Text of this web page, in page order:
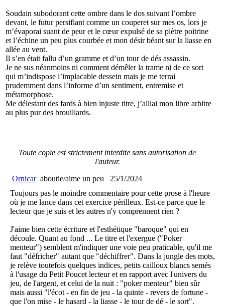
Soudain subodorant cette ombre dans le dos suivant l’ombre
devant, le futur persiflant comme un couperet sur mes os, lors je
m’évaporai suant de peur et le cœur expulsé de sa piètre poitrine
et l’échine un peu plus courbée et mon désir béant sur la liasse en
allée au vent.
Il s’en était fallu d’un gramme et d’un tour de dés assassin.
Je ne sus néanmoins ni comment démêler la trame ni de ce sort
qui m’indispose l’implacable dessein mais je me terrai
prudemment dans l’informe d’un sentiment, entremise et
métamorphose.
Me délestant des fards à bien injuste titre, j’alliai mon libre arbitre
au plus pur des brouillards.
Toute copie est strictement interdite sans autorisation de
l'auteur.
Ornicar aboutie/aime un peu
25/1/2024
Toujours pas le moindre commentaire pour cette prose à l'heure
où je me lance dans cet exercice périlleux. Est-ce parce que le
lecteur que je suis et les autres n'y comprennent rien ?
J'aime bien cette écriture et l'esthétique "baroque" qui en
découle. Quant au fond ... Le titre et l'exergue ("Poker
menteur") semblent m'indiquer une voie peu praticable, qu'il me
faut "défricher" autant que "déchiffrer". Dans la jungle des mots,
je relève toutefois quelques indices, petits cailloux blancs semés
à l'usage du Petit Poucet lecteur et en rapport avec l'univers du
jeu, de l'argent, et celui de la nuit : "poker menteur" bien sûr
mais aussi "l'écot - en fin de jeu - la quinte - revers de fortune -
que l'on mise - le hasard - la liasse - le tour de dé - le sort".